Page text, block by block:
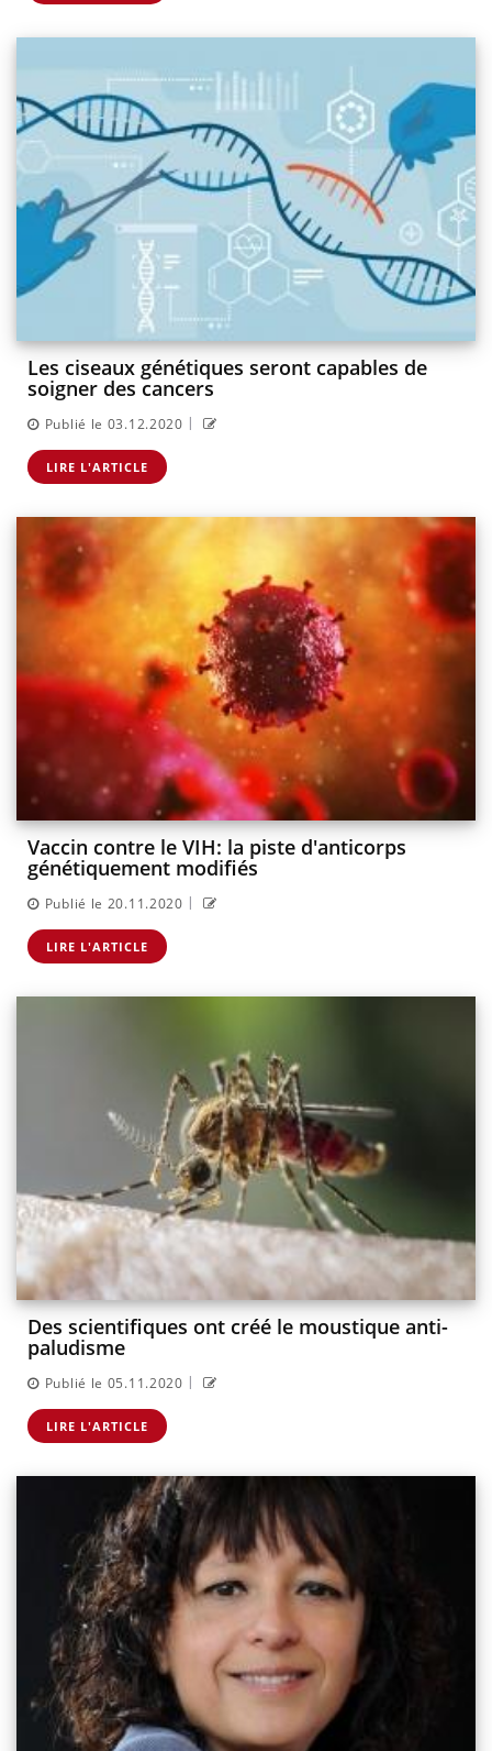
Les ciseaux génétiques seront capables de
soigner des cancers
Publié le 03.12.2020 |
LIRE L'ARTICLE
Vaccin contre le VIH: la piste d'anticorps
génétiquement modifiés
Publié le 20.11.2020 |
LIRE L'ARTICLE
Des scientifiques ont créé le moustique anti-
paludisme
Publié le 05.11.2020 |
LIRE L'ARTICLE